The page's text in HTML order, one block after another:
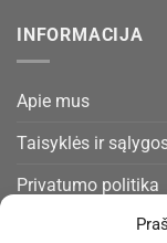
INFORMACIJA
Apie mus
Taisyklės ir
Privatumo politika
Slapukų politika